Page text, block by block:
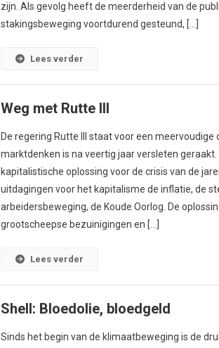
zijn. Als gevolg heeft de meerderheid van de
stakingsbeweging voortdurend gesteund, […]
Lees verder
Weg met Rutte III
De regering Rutte III staat voor een meervoudige
marktdenken is na veertig jaar versleten geraakt.
kapitalistische oplossing voor de crisis van de
uitdagingen voor het kapitalisme de inflatie, de
arbeidersbeweging, de Koude Oorlog. De
grootscheepse bezuinigingen en […]
Lees verder
Shell: Bloedolie, bloedgeld
Sinds het begin van de klimaatbeweging is de